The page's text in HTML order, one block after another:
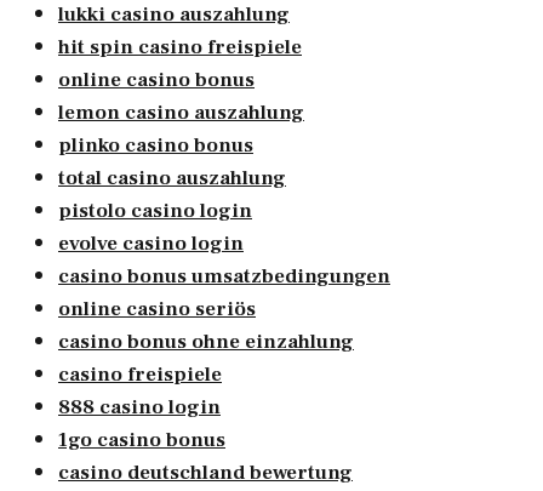
lukki casino auszahlung
hit spin casino freispiele
online casino bonus
lemon casino auszahlung
plinko casino bonus
total casino auszahlung
pistolo casino login
evolve casino login
casino bonus umsatzbedingungen
online casino seriös
casino bonus ohne einzahlung
casino freispiele
888 casino login
1go casino bonus
casino deutschland bewertung